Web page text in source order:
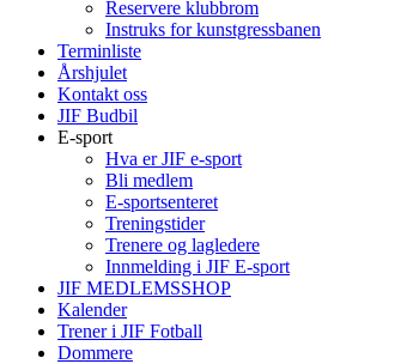
Reservere klubbrom
Instruks for kunstgressbanen
Terminliste
Årshjulet
Kontakt oss
JIF Budbil
E-sport
Hva er JIF e-sport
Bli medlem
E-sportsenteret
Treningstider
Trenere og lagledere
Innmelding i JIF E-sport
JIF MEDLEMSSHOP
Kalender
Trener i JIF Fotball
Dommere